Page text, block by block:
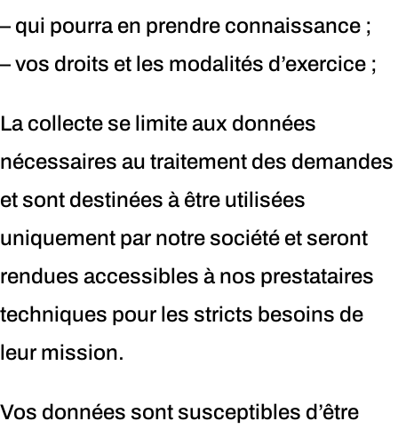
– qui pourra en prendre connaissance ;
– vos droits et les modalités d’exercice ;
La collecte se limite aux données
nécessaires au traitement des demandes
et sont destinées à être utilisées
uniquement par notre société et seront
rendues accessibles à nos prestataires
techniques pour les stricts besoins de
leur mission.
Vos données sont susceptibles d’être